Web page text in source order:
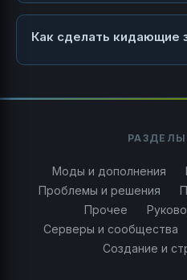
Как сделать кидающие
Моды и дополнения
Проблемы и решения
Прочее
Серверы и сообщества
Создание и